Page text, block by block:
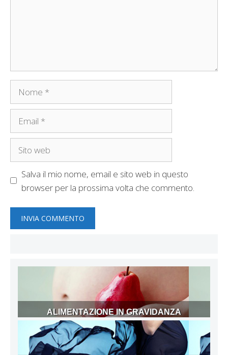
Nome
Email
Sito
Salva il mio nome, email e sito web in questo
browser per la prossima volta che commento.
ALIMENTAZIONE IN GRAVIDANZA